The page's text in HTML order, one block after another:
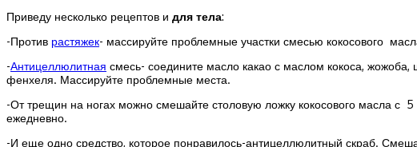
Приведу несколько рецептов и для тела:
-Против растяжек- массируйте проблемные участки смесью кокосового
-Антицеллюлитная смесь- соедините масло какао с маслом кокоса,
фенхеля. Массируйте проблемные места.
-От трещин на ногах можно смешайте столовую ложку кокосового масла
ежедневно.
-И еще одно средство, которое понравилось-антицеллюлитный скраб.